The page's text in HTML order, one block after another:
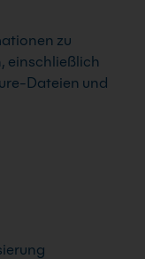
zu
einschließlich
Dateien und